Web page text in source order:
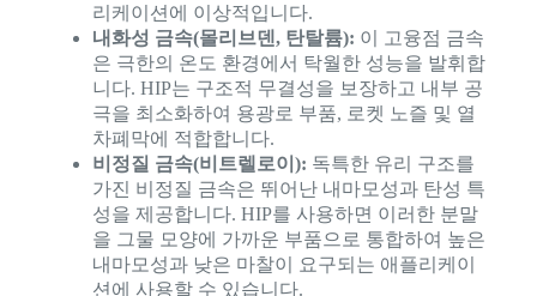
리케이션에 이상적입니다.
내화성 금속(몰리브덴, 탄탈륨): 이 고융점 금속
은 극한의 온도 환경에서 탁월한 성능을 발휘합
니다. HIP는 구조적 무결성을 보장하고 내부 공
극을 최소화하여 용광로 부품, 로켓 노즐 및 열
차폐막에 적합합니다.
비정질 금속(비트렐로이): 독특한 유리 구조를
가진 비정질 금속은 뛰어난 내마모성과 탄성 특
성을 제공합니다. HIP를 사용하면 이러한 분말
을 그물 모양에 가까운 부품으로 통합하여 높은
내마모성과 낮은 마찰이 요구되는 애플리케이
션에 사용할 수 있습니다.